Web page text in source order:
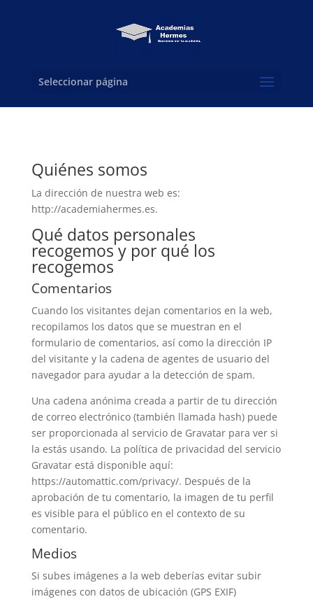
Seleccionar página
Quiénes somos
La dirección de nuestra web es:
http://academiahermes.es.
Qué datos personales
recogemos y por qué los
recogemos
Comentarios
Cuando los visitantes dejan comentarios en la web,
recopilamos los datos que se muestran en el
formulario de comentarios, así como la dirección IP
del visitante y la cadena de agentes de usuario del
navegador para ayudar a la detección de spam.
Una cadena anónima creada a partir de tu dirección
de correo electrónico (también llamada hash) puede
ser proporcionada al servicio de Gravatar para ver si
la estás usando. La política de privacidad del servicio
Gravatar está disponible aquí:
https://automattic.com/privacy/. Después de la
aprobación de tu comentario, la imagen de tu perfil
es visible para el público en el contexto de su
comentario.
Medios
Si subes imágenes a la web deberías evitar subir
imágenes con datos de ubicación (GPS EXIF)